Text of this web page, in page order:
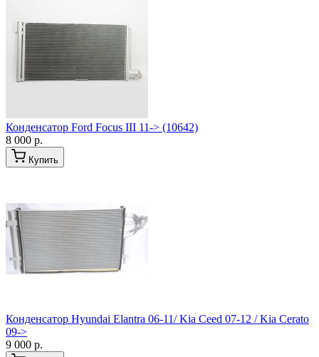
Конденсатор Ford Focus III 11-> (10642)
8 000 р.
Купить
Конденсатор Hyundai Elantra 06-11/ Kia Ceed 07-12 / Kia Cerato
09->
9 000 р.